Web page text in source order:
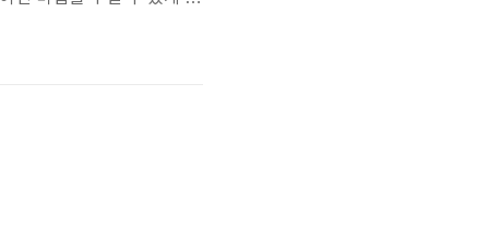
이 계실지 모르겠습니